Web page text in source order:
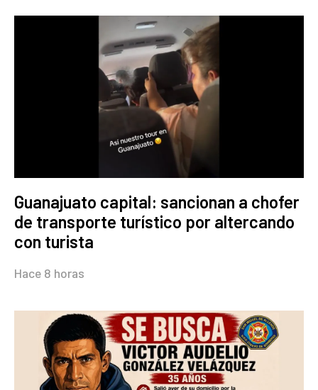
Guanajuato capital: sancionan a chofer
de transporte turístico por altercando
con turista
Hace 8 horas